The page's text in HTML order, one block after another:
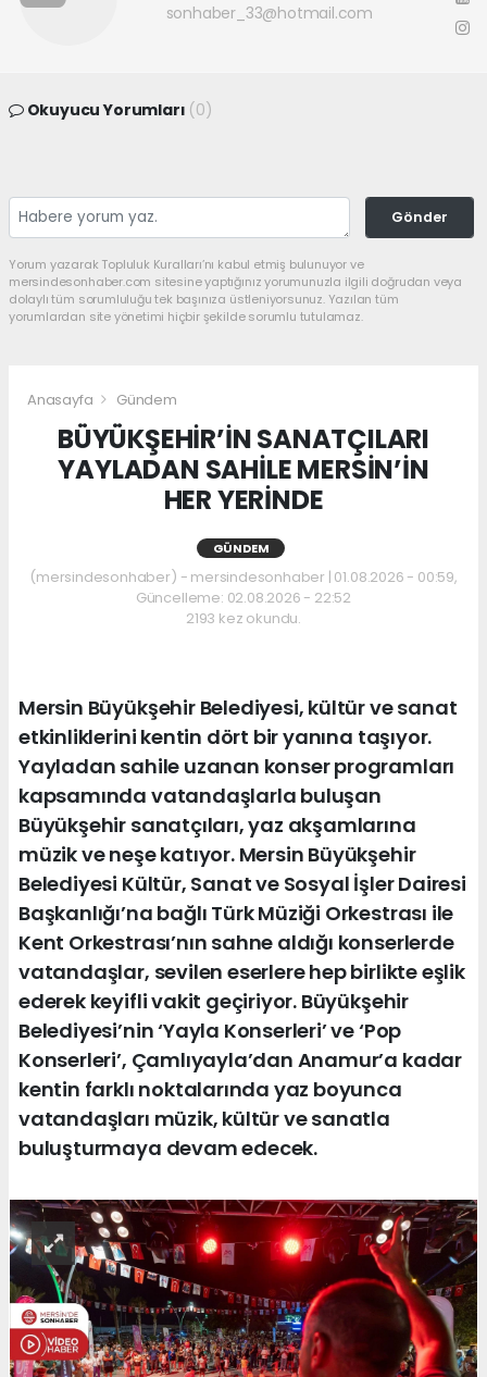
sonhaber_33@hotmail.com
Okuyucu Yorumları (0)
Gönder
Yorum yazarak Topluluk Kuralları’nı kabul etmiş bulunuyor ve
mersindesonhaber.com sitesine yaptığınız yorumunuzla ilgili doğrudan veya
dolaylı tüm sorumluluğu tek başınıza üstleniyorsunuz. Yazılan tüm
yorumlardan site yönetimi hiçbir şekilde sorumlu tutulamaz.
Anasayfa Gündem
BÜYÜKŞEHİR’İN SANATÇILARI
YAYLADAN SAHİLE MERSİN’İN
HER YERİNDE
GÜNDEM
(mersindesonhaber) - mersindesonhaber | 01.08.2026 - 00:59,
Güncelleme: 02.08.2026 - 22:52
2193 kez okundu.
Mersin Büyükşehir Belediyesi, kültür ve sanat
etkinliklerini kentin dört bir yanına taşıyor.
Yayladan sahile uzanan konser programları
kapsamında vatandaşlarla buluşan
Büyükşehir sanatçıları, yaz akşamlarına
müzik ve neşe katıyor. Mersin Büyükşehir
Belediyesi Kültür, Sanat ve Sosyal İşler Dairesi
Başkanlığı’na bağlı Türk Müziği Orkestrası ile
Kent Orkestrası’nın sahne aldığı konserlerde
vatandaşlar, sevilen eserlere hep birlikte eşlik
ederek keyifli vakit geçiriyor. Büyükşehir
Belediyesi’nin ‘Yayla Konserleri’ ve ‘Pop
Konserleri’, Çamlıyayla’dan Anamur’a kadar
kentin farklı noktalarında yaz boyunca
vatandaşları müzik, kültür ve sanatla
buluşturmaya devam edecek.